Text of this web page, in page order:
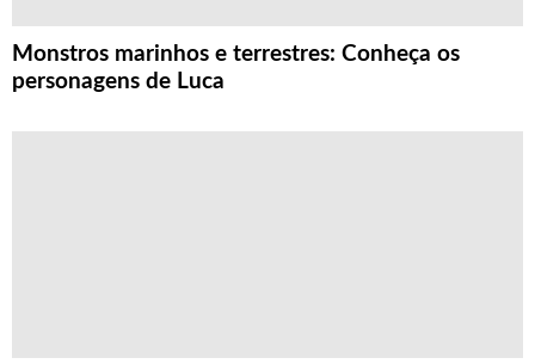
Monstros marinhos e terrestres: Conheça os
personagens de Luca